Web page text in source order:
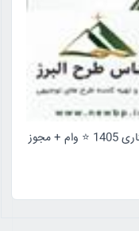
طرح توجیهی احداث مزرعه اکالیپتوس ۵ هکتاری 1405 ⭐️ وام + مجوز